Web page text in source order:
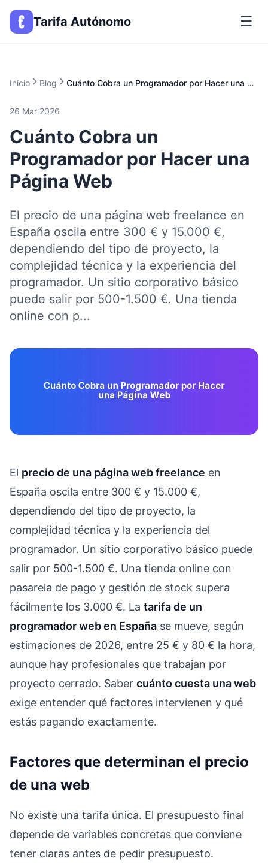
Tarifa Autónomo ☰
Inicio Blog Cuánto Cobra un Programador por Hacer una Página Web
26 Mar 2026
Cuánto Cobra un
Programador por Hacer una
Página Web
El precio de una página web freelance en
España oscila entre 300 € y 15.000 €,
dependiendo del tipo de proyecto, la
complejidad técnica y la experiencia del
programador. Un sitio corporativo básico
puede salir por 500-1.500 €. Una tienda
online con p...
El precio de una página web freelance en
España oscila entre 300 € y 15.000 €,
dependiendo del tipo de proyecto, la
complejidad técnica y la experiencia del
programador. Un sitio corporativo básico puede
salir por 500-1.500 €. Una tienda online con
pasarela de pago y gestión de stock supera
fácilmente los 3.000 €. La tarifa de un
programador web en España se mueve, según
estimaciones de 2026, entre 25 € y 80 € la hora,
aunque hay profesionales que trabajan por
proyecto cerrado. Saber cuánto cuesta una web
exige entender qué factores intervienen y qué
estás pagando exactamente.
Factores que determinan el precio
de una web
No existe una tarifa única. El presupuesto final
depende de variables concretas que conviene
tener claras antes de pedir presupuesto.